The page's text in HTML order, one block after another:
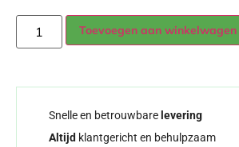
Toevoegen aan winkelwagen
Snelle en betrouwbare levering
Altijd klantgericht en behulpzaam